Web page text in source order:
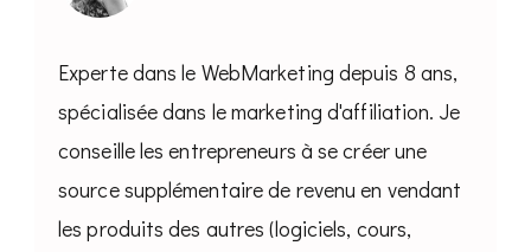
Experte dans le WebMarketing depuis 8 ans,
spécialisée dans le marketing d'affiliation. Je
conseille les entrepreneurs à se créer une
source supplémentaire de revenu en vendant
les produits des autres (logiciels, cours,